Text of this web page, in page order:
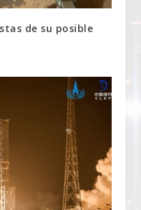
de su posible